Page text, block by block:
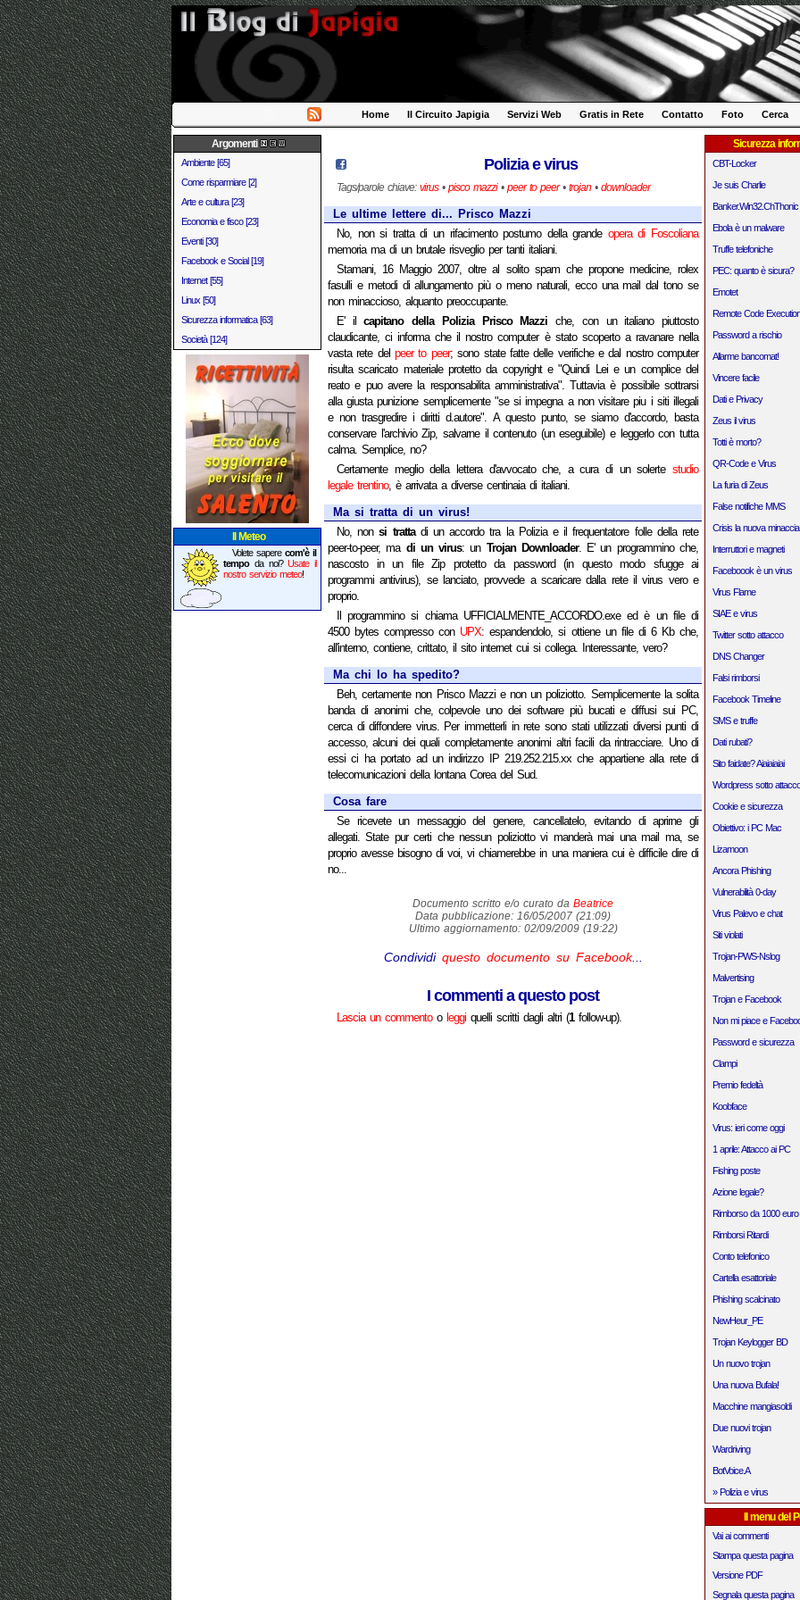
Home Il Circuito Japigia Servizi Web Gratis in Rete Contatto Foto Cerca
Argomenti
Ambiente [65]
Come risparmiare [2]
Arte e cultura [23]
Economia e fisco [23]
Eventi [30]
Facebook e Social [19]
Internet [55]
Linux [50]
Sicurezza informatica [63]
Società [124]
Il Meteo
Volete sapere com'è il
tempoda noi?Usate il
nostro servizio meteo!
Polizia e virus
Tags/parole chiave: virus• pisco mazzi• peer to peer• trojan • downloader
Le ultime lettere di... Prisco Mazzi
No, non si tratta di un rifacimento postumo della grande opera di Foscoliana
memoria ma di un brutale risveglio per tanti italiani.
Stamani, 16 Maggio 2007, oltre al solito spam che propone medicine, rolex
fasulli e metodi di allungamento più o meno naturali, ecco una mail dal tono se
non minaccioso, alquanto preoccupante.
E' ilcapitano della Polizia Prisco Mazzi che, con un italiano piuttosto
claudicante, ci informa che il nostro computer è stato scoperto a ravanare nella
vasta rete delpeer to peer; sono state fatte delle verifiche e dal nostro computer
risulta scaricato materiale protetto da copyright e "Quindi Lei e un complice del
reato e puo avere la responsabilita amministrativa". Tuttavia è possibile sottrarsi
alla giusta punizione semplicemente "se si impegna a non visitare piu i siti illegali
e non trasgredire i diritti d.autore". A questo punto, se siamo d'accordo, basta
conservare l'archivio Zip, salvarne il contenuto (un eseguibile) e leggerlo con tutta
calma. Semplice, no?
Certamente meglio della lettera d'avvocato che, a cura di un solerte studio
legale trentino, è arrivata a diverse centinaia di italiani.
Ma si tratta di un virus!
No, nonsi trattadi un accordo tra la Polizia e il frequentatore folle della rete
peer-to-peer, ma di un virus: un Trojan Downloader. E' un programmino che,
nascosto in un file Zip protetto da password (in questo modo sfugge ai
programmi antivirus), se lanciato, provvede a scaricare dalla rete il virus vero e
proprio.
Il programmino si chiama UFFICIALMENTE_ACCORDO.exe ed è un file di
4500 bytes compresso con UPX: espandendolo, si ottiene un file di 6 Kb che,
all'interno, contiene, crittato, il sito internet cui si collega. Interessante, vero?
Ma chi lo ha spedito?
Beh, certamente non Prisco Mazzi e non un poliziotto. Semplicemente la solita
banda di anonimi che, colpevole uno dei software più bucati e diffusi sui PC,
cerca di diffondere virus. Per immetterli in rete sono stati utilizzati diversi punti di
accesso, alcuni dei quali completamente anonimi altri facili da rintracciare. Uno di
essi ci ha portato ad un indirizzo IP 219.252.215.xx che appartiene alla rete di
telecomunicazioni della lontana Corea del Sud.
Cosa fare
Se ricevete un messaggio del genere, cancellatelo, evitando di aprirne gli
allegati. State pur certi che nessun poliziotto vi manderà mai una mail ma, se
proprio avesse bisogno di voi, vi chiamerebbe in una maniera cui è difficile dire di
no...
Documento scritto e/o curato da Beatrice
Data pubblicazione: 16/05/2007 (21:09)
Ultimo aggiornamento: 02/09/2009 (19:22)
Condividi questo documento su Facebook...
I commenti a questo post
Lascia un commentoo leggi quelli scritti dagli altri (1follow-up).
Sicurezza
CBT-Locker
Je suis Charlie
Banker.Win32.ChThonic
Ebola è un malware
Truffe telefoniche
PEC: quanto è sicura?
Emotet
Remote Code Execution
Password a rischio
Allarme bancomat!
Vincere facile
Dati e Privacy
Zeus il virus
Totti è morto?
QR-Code e Virus
La furia di Zeus
False notifiche MMS
Crisis la nuova minaccia
Interruttori e magneti
Faceboook è un virus
Virus Flame
SIAE e virus
Twitter sotto attacco
DNS Changer
Falsi rimborsi
Facebook Timeline
SMS e truffe
Dati rubati?
Sito faidate? Aiaiaiaiai
Wordpress sotto attacco
Cookie e sicurezza
Obiettivo: i PC Mac
Lizamoon
Ancora Phishing
Vulnerabilità 0-day
Virus Palevo e chat
Siti violati
Trojan-PWS-Nslog
Malvertising
Trojan e Facebook
Non mi piace e
Password e sicurezza
Clampi
Premio fedeltà
Koobface
Virus: ieri come oggi
1 aprile: Attacco ai PC
Fishing poste
Azione legale?
Rimborso da 1000 euro
Rimborsi Ritardi
Conto telefonico
Cartella esattoriale
Phishing scalcinato
NewHeur_PE
Trojan Keylogger BD
Un nuovo trojan
Una nuova Bufala!
Macchine mangiasoldi
Due nuovi trojan
Wardriving
BotVoice.A
» Polizia e virus
Il menu del
Vai ai commenti
Stampa questa pagina
Versione PDF
Segnala questa pagina